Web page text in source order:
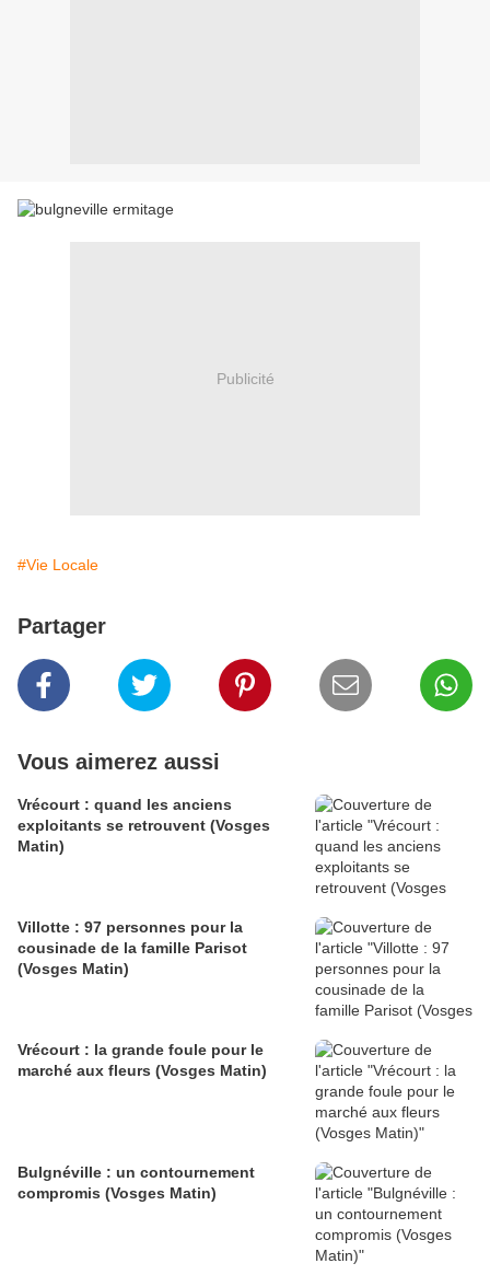
Publicité
#Vie Locale
Partager
Vous aimerez aussi
Vrécourt : quand les anciens
exploitants se retrouvent (Vosges
Matin)
Villotte : 97 personnes pour la
cousinade de la famille Parisot
(Vosges Matin)
Vrécourt : la grande foule pour le
marché aux fleurs (Vosges Matin)
Bulgnéville : un contournement
compromis (Vosges Matin)